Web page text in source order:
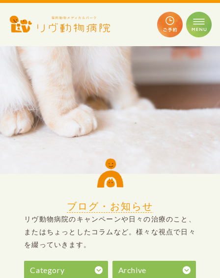
ブログ・お知らせ
リヴ動物病院のキャンペーンや日々の治療のこと、
またはちょっとしたコラムなど。様々な視点で日々
を綴っていきます。
Category Archive